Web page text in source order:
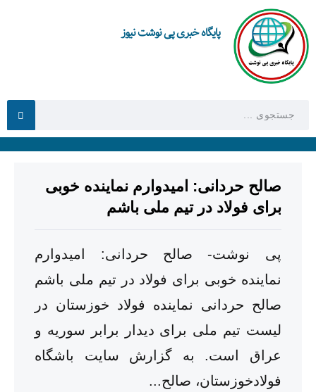
پایگاه خبری پی نوشت نیوز
صالح حردانی: امیدوارم نماینده خوبی
برای فولاد در تیم ملی باشم
پی نوشت- صالح حردانی: امیدوارم
نماینده خوبی برای فولاد در تیم ملی باشم
صالح حردانی نماینده فولاد خوزستان در
لیست تیم ملی برای دیدار برابر سوریه و
عراق است. به گزارش سایت باشگاه
فولادخوزستان، صالح...